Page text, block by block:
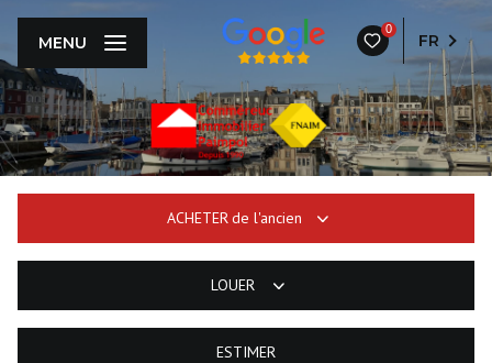
0
FR
MENU
ACHETERde l'ancien
LOUER
ESTIMER